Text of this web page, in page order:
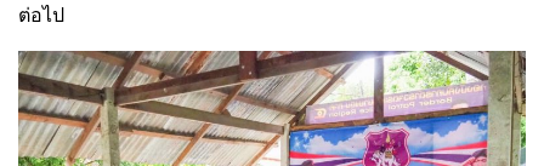
ต่อไป